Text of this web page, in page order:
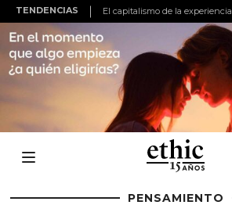
TENDENCIAS El capitalismo de la experiencia
PENSAMIENTO